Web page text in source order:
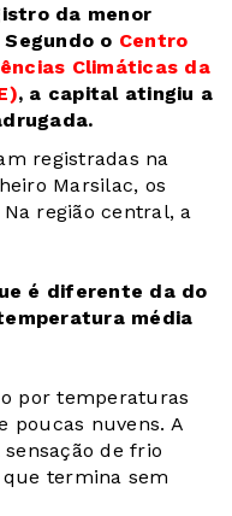
da menor
o Centro
Climáticas da
, a capital atingiu a
registradas na
Marsilac, os
região central, a
é diferente da do
média
por temperaturas
poucas nuvens. A
sensação de frio
termina sem